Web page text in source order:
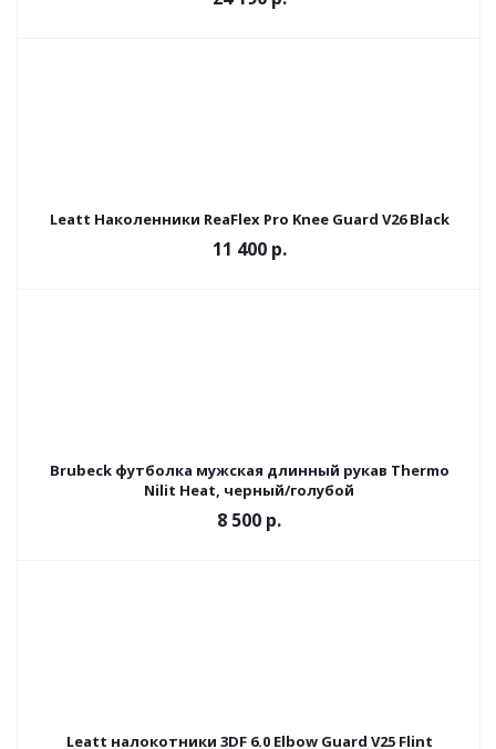
Leatt Наколенники ReaFlex Pro Knee Guard V26 Black
11 400 р.
Brubeck футболка мужская длинный рукав Thermo
Nilit Heat, черный/голубой
8 500 р.
Leatt налокотники 3DF 6.0 Elbow Guard V25 Flint